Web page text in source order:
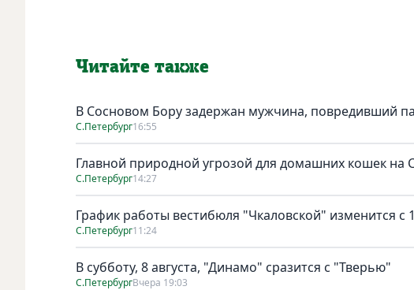
Читайте также
В Сосновом Бору задержан мужчина, повредивший
С.Петербург16:55
Главной природной угрозой для домашних кошек на
С.Петербург14:27
График работы вестибюля "Чкаловской" изменится с
С.Петербург11:24
В субботу, 8 августа, "Динамо" сразится с "Тверью"
С.ПетербургВчера 19:03